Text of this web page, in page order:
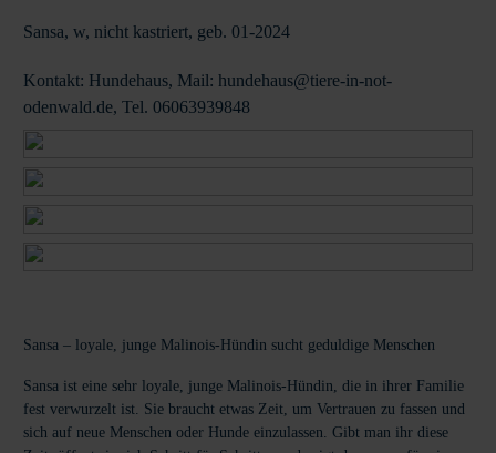
Sansa, w, nicht kastriert, geb. 01-2024
Kontakt: Hundehaus, Mail: hundehaus@tiere-in-not-
odenwald.de, Tel. 06063939848
Sansa – loyale, junge Malinois-Hündin sucht geduldige Menschen
Sansa ist eine sehr loyale, junge Malinois-Hündin, die in ihrer Familie
fest verwurzelt ist. Sie braucht etwas Zeit, um Vertrauen zu fassen und
sich auf neue Menschen oder Hunde einzulassen. Gibt man ihr diese